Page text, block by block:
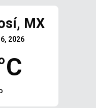
MX
2026